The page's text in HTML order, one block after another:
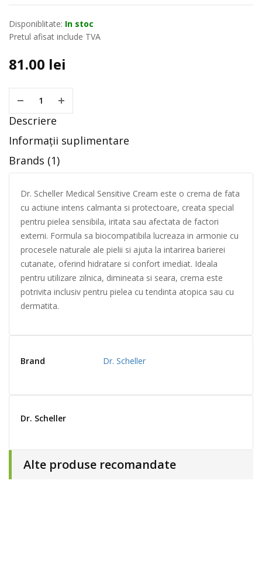
Disponiblitate: In stoc
Pretul afisat include TVA
81.00 lei
Descriere
Informații suplimentare
Brands (1)
Dr. Scheller Medical Sensitive Cream este o crema de fata
cu actiune intens calmanta si protectoare, creata special
pentru pielea sensibila, iritata sau afectata de factori
externi. Formula sa biocompatibila lucreaza in armonie cu
procesele naturale ale pielii si ajuta la intarirea barierei
cutanate, oferind hidratare si confort imediat. Ideala
pentru utilizare zilnica, dimineata si seara, crema este
potrivita inclusiv pentru pielea cu tendinta atopica sau cu
dermatita.
Brand Dr. Scheller
Dr. Scheller
Alte produse recomandate